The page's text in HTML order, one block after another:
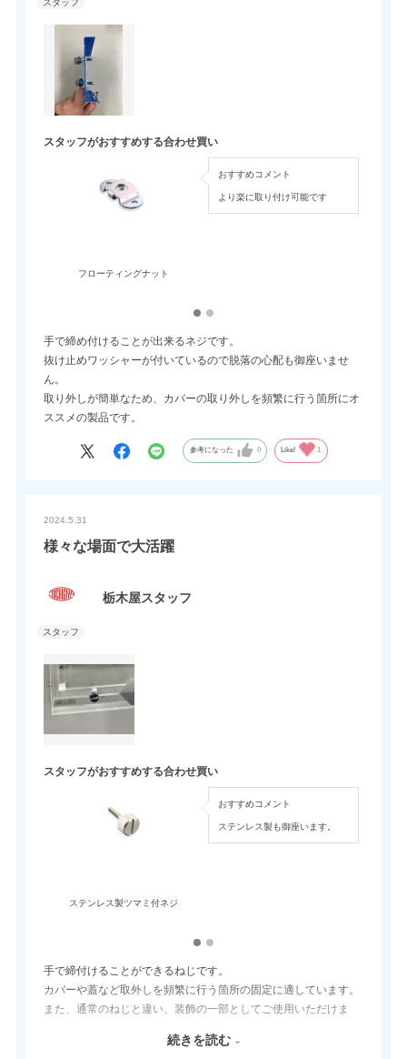
スタッフがおすすめする合わせ買い
フローティングナット
おすすめコメント
より楽に取り付け可能です
手で締め付けることが出来るネジです。
抜け止めワッシャーが付いているので脱落の心配も御座いませ
ん。
取り外しが簡単なため、カバーの取り外しを頻繁に行う箇所にオ
ススメの製品です。
参考になった 0 Like! 1
2024.5.31
様々な場面で大活躍
栃木屋スタッフ
スタッフがおすすめする合わせ買い
ステンレス製ツマミ付ネジ
おすすめコメント
ステンレス製も御座います。
手で締付けることができるねじです。
カバーや蓋など取外しを頻繁に行う箇所の固定に適しています。
また、通常のねじと違い、装飾の一部としてご使用いただけま
さらに締付だけではなく、取手（ツマミ）としても使用可能で
続きを読む